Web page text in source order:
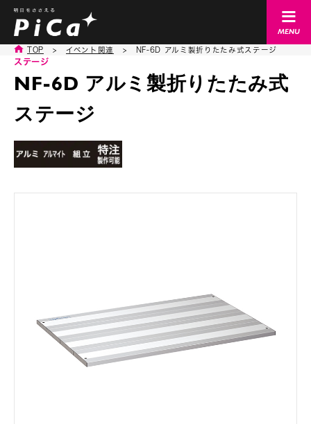
TOP > イベント関連 > NF-6D アルミ製折りたたみ式ステージ
NF-6D アルミ製折りたたみ式
ステージ
ステージ